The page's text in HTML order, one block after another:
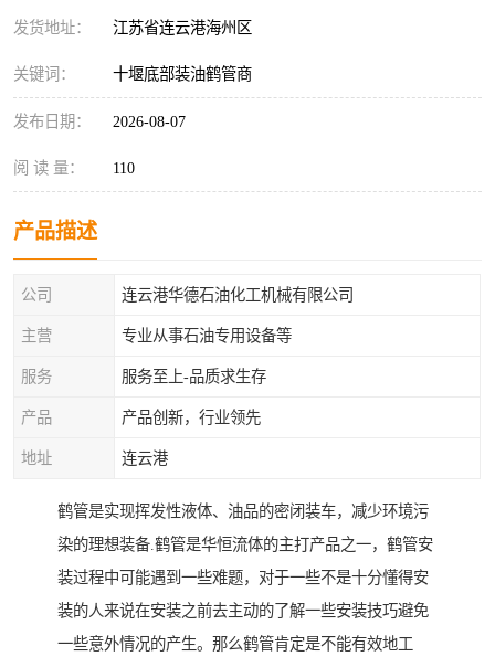
发货地址： 江苏省连云港海州区
关键词： 十堰底部装油鹤管商
发布日期： 2026-08-07
阅 读 量： 110
产品描述
公司 连云港华德石油化工机械有限公司
主营 专业从事石油专用设备等
服务 服务至上-品质求生存
产品 产品创新，行业领先
地址 连云港
鹤管是实现挥发性液体、油品的密闭装车，减少环境污
染的理想装备.鹤管是华恒流体的主打产品之一，鹤管安
装过程中可能遇到一些难题，对于一些不是十分懂得安
装的人来说在安装之前去主动的了解一些安装技巧避免
一些意外情况的产生。那么鹤管肯定是不能有效地工